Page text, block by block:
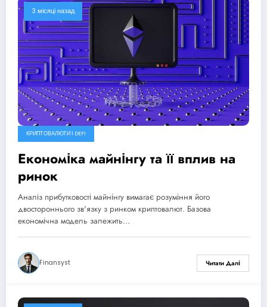
3 місяці назад
КРИПТОВАЛЮТИ І DEFI
Економіка майнінгу та її вплив на
ринок
Аналіз прибутковості майнінгу вимагає розуміння його
двостороннього зв'язку з ринком криптовалют. Базова
економічна модель залежить…
Finansyst Читати Далі